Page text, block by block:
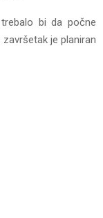
bi da počne
je planiran